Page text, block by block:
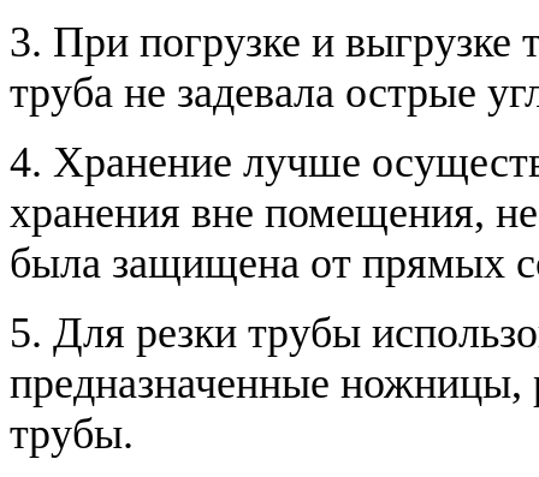
3. При погрузке и выгрузке
труба не задевала острые
4. Хранение лучше
хранения вне помещения,
была защищена от прямых
5. Для резки трубы
предназначенные ножницы,
трубы.